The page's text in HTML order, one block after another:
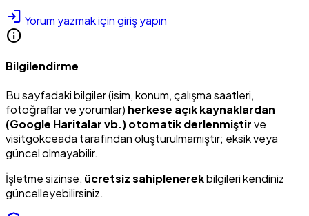
login Yorum yazmak için giriş yapın
info
Bilgilendirme
Bu sayfadaki bilgiler (isim, konum, çalışma saatleri,
fotoğraflar ve yorumlar) herkese açık kaynaklardan
(Google Haritalar vb.) otomatik derlenmiştirve
visitgokceada tarafından oluşturulmamıştır; eksik veya
güncel olmayabilir.
İşletme sizinse, ücretsiz sahiplenerekbilgileri kendiniz
güncelleyebilirsiniz.